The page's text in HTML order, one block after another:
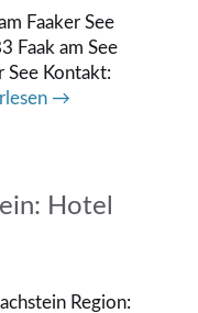
Faaker See
Faak am See
See Kontakt:
→
Hotel
Region: